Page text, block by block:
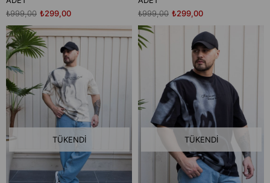
₺299,00
₺999,00 ₺299,00
₺999,00
TÜKENDI TÜKENDI